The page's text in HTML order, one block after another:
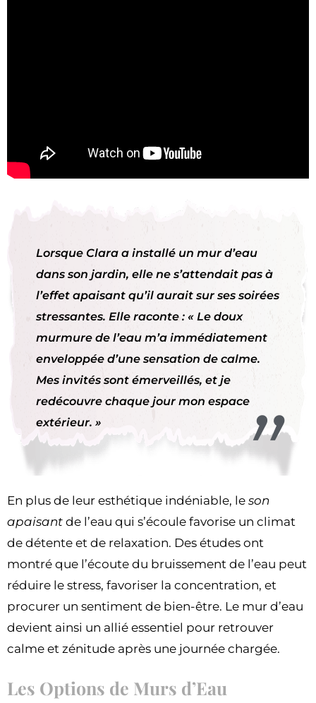
Lorsque Clara a installé un mur d’eau
dans son jardin, elle ne s’attendait pas à
l’effet apaisant qu’il aurait sur ses soirées
stressantes. Elle raconte : « Le doux
murmure de l’eau m’a immédiatement
enveloppée d’une sensation de calme.
Mes invités sont émerveillés, et je
redécouvre chaque jour mon espace
extérieur. »
En plus de leur esthétique indéniable, le son
apaisant de l’eau qui s’écoule favorise un climat
de détente et de relaxation. Des études ont
montré que l’écoute du bruissement de l’eau peut
réduire le stress, favoriser la concentration, et
procurer un sentiment de bien-être. Le mur d’eau
devient ainsi un allié essentiel pour retrouver
calme et zénitude après une journée chargée.
Les Options de Murs d’Eau